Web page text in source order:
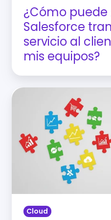
potenciar
mis
equipos?
¿Cómo
Salesforce
servicio al
mis equipos?
¿Cómo
vista
360
con
Cloud